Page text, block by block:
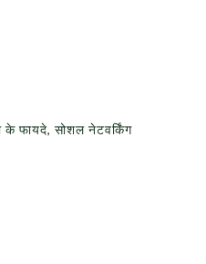
के फायदे, सोशल नेटवर्किंग